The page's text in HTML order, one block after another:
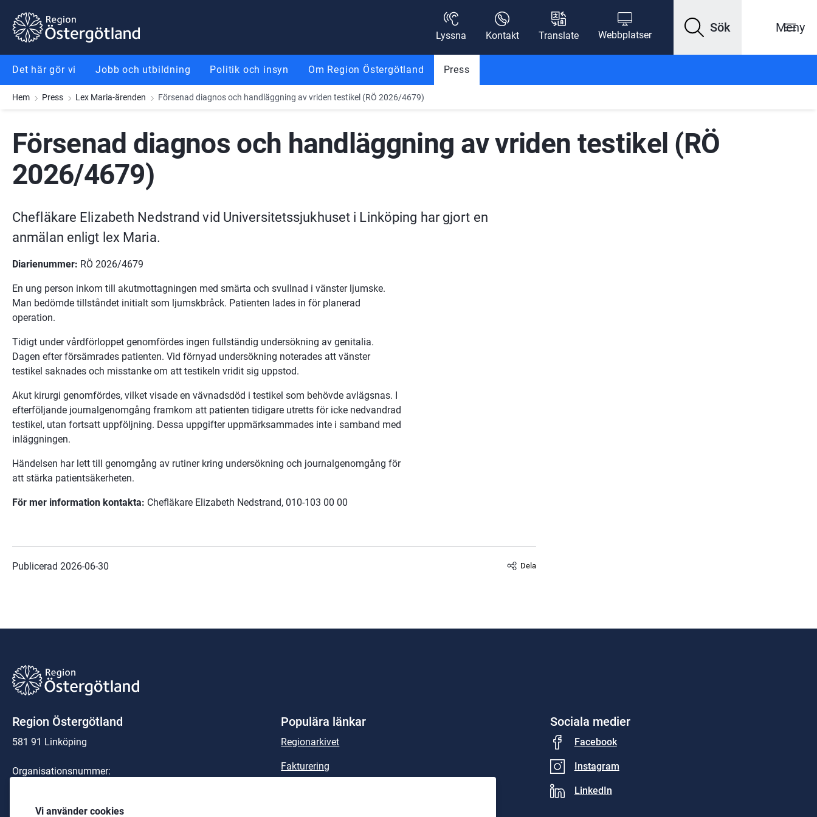
Vi använder cookies
Gå till innehåll
Gå till meny
Gå till sidfot
Lyssna
Kontakt Translate Webbplatser
Sök Meny
Det här gör vi Jobb och utbildning Politik och insyn Om Region Östergötland Press
Hem Press Lex Maria-ärenden Försenad diagnos och handläggning av vriden testikel (RÖ 2026/4679)
Försenad diagnos och handläggning av vriden testikel (RÖ
2026/4679)
Chefläkare Elizabeth Nedstrand vid Universitetssjukhuset i Linköping har gjort en
anmälan enligt lex Maria.
Diarienummer: RÖ 2026/4679
En ung person inkom till akutmottagningen med smärta och svullnad i vänster ljumske.
Man bedömde tillståndet initialt som ljumskbråck. Patienten lades in för planerad
operation.
Tidigt under vårdförloppet genomfördes ingen fullständig undersökning av genitalia.
Dagen efter försämrades patienten. Vid förnyad undersökning noterades att vänster
testikel saknades och misstanke om att testikeln vridit sig uppstod.
Akut kirurgi genomfördes, vilket visade en vävnadsdöd i testikel som behövde avlägsnas. I
efterföljande journalgenomgång framkom att patienten tidigare utretts för icke nedvandrad
testikel, utan fortsatt uppföljning. Dessa uppgifter uppmärksammades inte i samband med
inläggningen.
Händelsen har lett till genomgång av rutiner kring undersökning och journalgenomgång för
att stärka patientsäkerheten.
För mer information kontakta: Chefläkare Elizabeth Nedstrand, 010-103 00 00
Publicerad 2026-06-30 Dela
Region Östergötland
581 91 Linköping
Organisationsnummer:
Telefon: 010-103 00 00 (växel)
Populära länkar
Regionarkivet
Fakturering
Sociala medier
Facebook
Instagram
LinkedIn